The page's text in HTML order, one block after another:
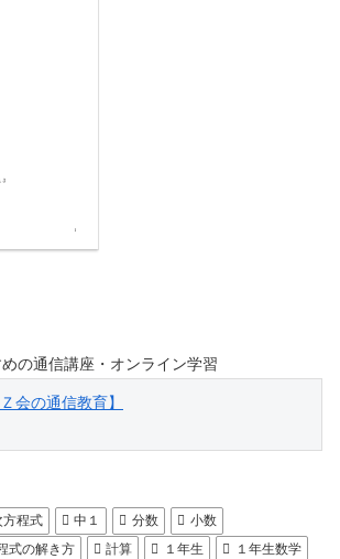
の通信講座・オンライン学習
会の通信教育】
方程式 中１ 分数
小数
式の解き方 計算 １年生 １年生数学